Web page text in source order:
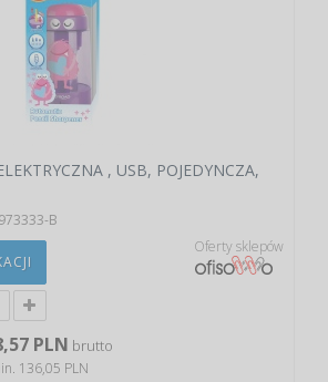
, USB, POJEDYNCZA,
B
Oferty sklepów
PLN brutto
136,05 PLN